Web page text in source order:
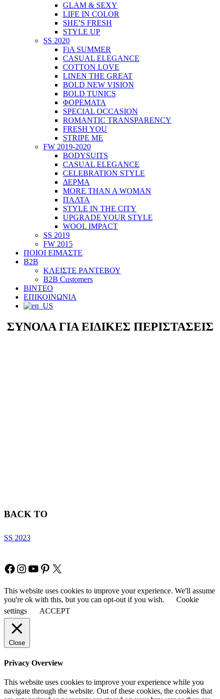
GLAM & SEXY
LIFE IN COLOR
SHE’S FRESH
STYLE UP
SS 2020
FiA SUMMER
CASUAL ELEGANCE
COTTON LOVE
LINEN THE GREAT
BOLD NEW VISION
BOLD TUNICS
ΦΟΡΕΜΑΤΑ
SPECIAL OCCASION
ROMANTIC TRANSPARENCY
FRESH YOU
STRIPE ME
FW 2019-2020
BODYSUITS
CASUAL ELEGANCE
CELEBRATION STYLE
ΔΕΡΜΑ
MORE THAN A WOMAN
ΠΑΛΤΑ
STYLE IN THE CITY
UPGRADE YOUR STYLE
WOOL IMPACT
SS 2019
FW 2015
ΠΟΙΟΙ ΕΙΜΑΣΤΕ
B2B
ΚΛΕΙΣΤΕ ΡΑΝΤΕΒΟΥ
B2B Customers
ΒΙΝΤΕΟ
ΕΠΙΚΟΙΝΩΝΙΑ
ΣΥΝΟΛΑ ΓΙΑ ΕΙΔΙΚΕΣ ΠΕΡΙΣΤΑΣΕΙΣ
BACK TO
SS 2023
Facebook
Instagram
YouTube
Pinterest
X
This website uses cookies to improve your experience. We'll assume
you're ok with this, but you can opt-out if you wish.
Cookie
settings
ACCEPT
Close
Privacy Overview
This website uses cookies to improve your experience while you
navigate through the website. Out of these cookies, the cookies that